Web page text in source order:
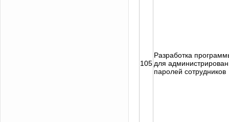
105
Разработка
для
паролей сотрудников